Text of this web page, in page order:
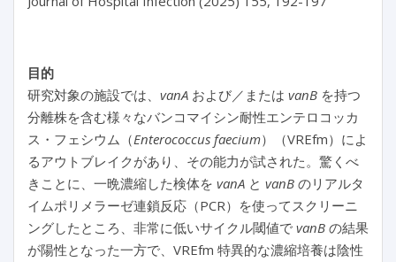
目的
研究対象の施設では、 vanA および／または vanB を持つ
分離株を含む様々なバンコマイシン耐性エンテロコッカ
ス・フェシウム（Enterococcus faecium）（VREfm）によ
るアウトブレイクがあり、その能力が試された。驚くべ
きことに、一晩濃縮した検体を vanA と vanB のリアルタ
イムポリメラーゼ連鎖反応（PCR）を使ってスクリーニ
ングしたところ、非常に低いサイクル閾値で vanB の結果
が陽性となった一方で、VREfm 特異的な濃縮培養は陰性